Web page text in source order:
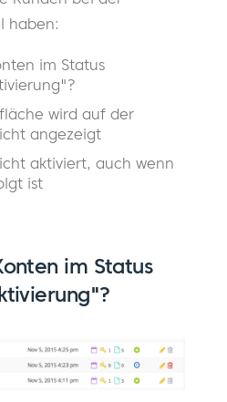
haben:
im Status
wird auf der
angezeigt
aktiviert, auch wenn
ist
im Status